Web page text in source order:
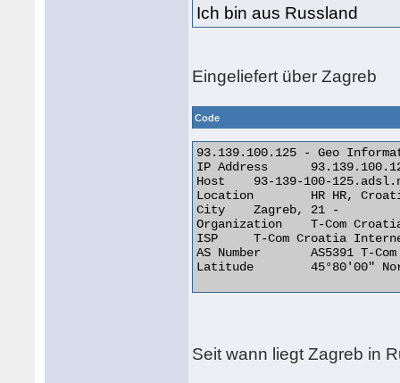
Ich bin aus Russland
Eingeliefert über Zagreb
Code
93.139.100.125 - Geo
IP Address 	93.139.100.125
Host 	93-139-100-125.adsl.net.t-com.hr
Location 	HR HR, Croatia
City 	Zagreb, 21 -
Organization 	T-Com Croatia Internet network
ISP 	T-Com Croatia Internet network
AS Number 	AS5391 T-Com Croatia Internet network
Latitude 	45°80'00" North
Seit wann liegt Zagreb in